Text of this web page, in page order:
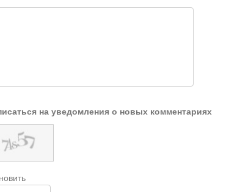
на уведомления о новых комментариях